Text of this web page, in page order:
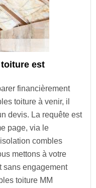
est
financièrement
toiture à venir, il
devis. La requête est
page, via le
combles
mettons à votre
sans engagement
toiture MM